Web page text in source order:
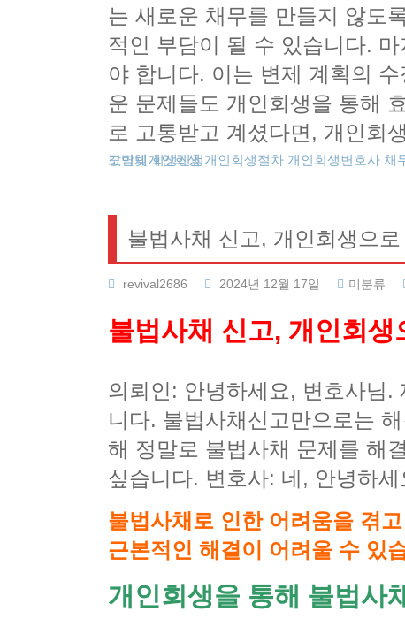
는 새로운 채무를 만들지 않도
적인 부담이 될 수 있습니다.
야 합니다. 이는 변제 계획의
운 문제들도 개인회생을 통해
로 고통받고 계셨다면, 개인회
도박빚개인회생 개인회생절차 개인회생변호사 채
카드값연체 회생신청
불법사채 신고, 개인회생으
revival2686 2024년 12월 17일 미분류
불법사채 신고, 개인회
의뢰인: 안녕하세요, 변호사님.
니다. 불법사채신고만으로는
해 정말로 불법사채 문제를 해
싶습니다. 변호사: 네, 안녕하
불법사채로 인한 어려움을 겪
근본적인 해결이 어려울 수 있
개인회생을 통해 불법사